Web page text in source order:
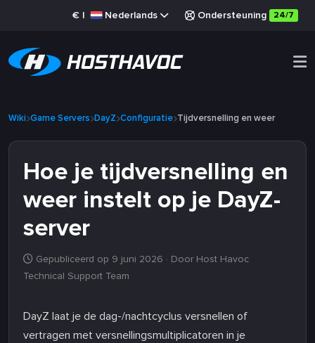
€ | Nederlands Ondersteuning 24/7
Wiki Game Servers DayZ Configuratie Tijdversnelling en weer
Hoe je tijdversnelling en
weer instelt op je DayZ-
server
Gepubliceerd op 9 juni 2026 · Door Host Havoc
Technical Support Team
DayZ laat je de dag-/nachtcyclus versnellen of
vertragen met versnellingsmultiplicatoren in je